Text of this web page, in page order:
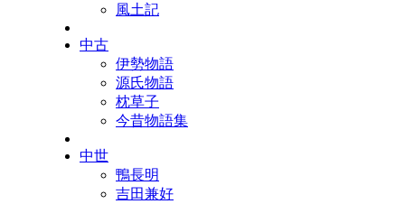
風土記
中古
伊勢物語
源氏物語
枕草子
今昔物語集
中世
鴨長明
吉田兼好